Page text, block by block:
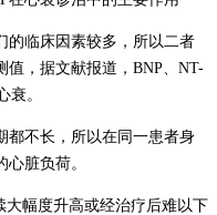
的临床因素较多，所以二者
值，据文献报道，BNP、NT-
衰。
都不长，所以在同一患者身
脏负荷。
大幅度升高或经治疗后难以下